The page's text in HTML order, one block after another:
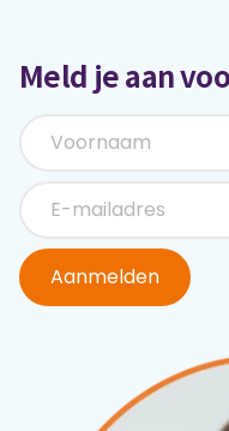
Meld je aan
Aanmelden